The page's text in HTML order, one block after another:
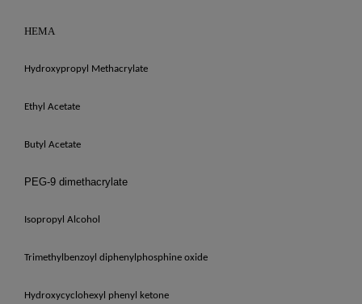
HEMA
Hydroxypropyl Methacrylate
Ethyl Acetate
Butyl Acetate
PEG-9 dimethacrylate
Isopropyl Alcohol
Trimethylbenzoyl diphenylphosphine oxide
Hydroxycyclohexyl phenyl ketone